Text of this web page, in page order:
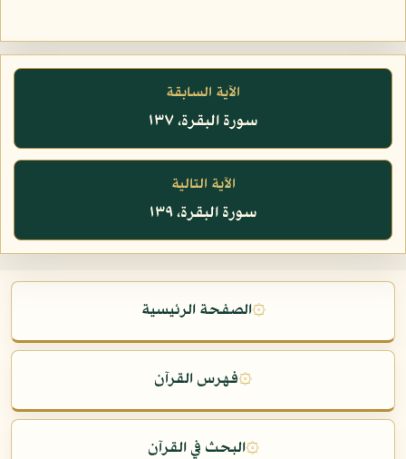
الآية السابقة
سورة البقرة، ١٣٧
الآية التالية
سورة البقرة، ١٣٩
۞الصفحة الرئيسية
۞فهرس القرآن
۞البحث في القرآن